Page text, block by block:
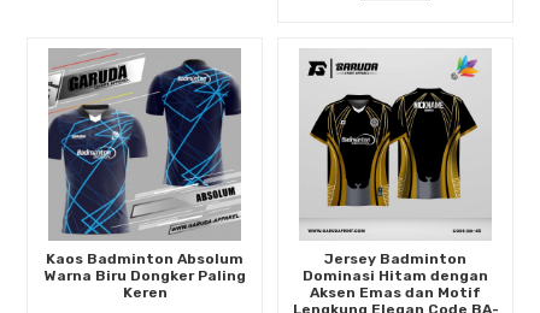
Kaos Badminton Absolum
Warna Biru Dongker Paling
Keren
Jersey Badminton
Dominasi Hitam dengan
Aksen Emas dan Motif
Lengkung Elegan Code BA-